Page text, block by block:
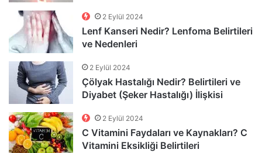
2 Eylül 2024
Lenf Kanseri Nedir? Lenfoma Belirtileri
ve Nedenleri
2 Eylül 2024
Çölyak Hastalığı Nedir? Belirtileri ve
Diyabet (Şeker Hastalığı) İlişkisi
2 Eylül 2024
C Vitamini Faydaları ve Kaynakları? C
Vitamini Eksikliği Belirtileri